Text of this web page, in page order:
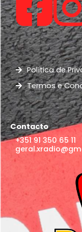
Política de
Termos e
Contacto
+351 91 350 65 11